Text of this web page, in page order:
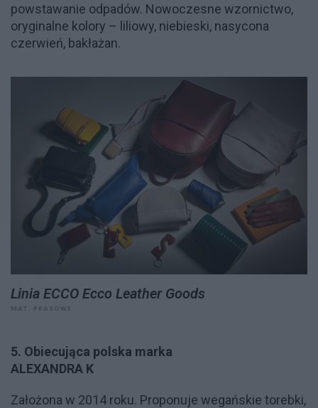
powstawanie odpadów. Nowoczesne wzornictwo,
oryginalne kolory – liliowy, niebieski, nasycona
czerwień, bakłażan.
Linia ECCO Ecco Leather Goods
5. Obiecująca polska marka
ALEXANDRA K
Założona w 2014 roku. Proponuje wegańskie torebki,